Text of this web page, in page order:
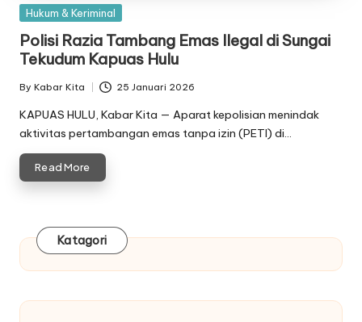
Posted
Hukum & Keriminal
Polisi Razia Tambang Emas Ilegal di Sungai
Tekudum Kapuas Hulu
Posted
by
By Kabar Kita 25 Januari 2026
KAPUAS HULU, Kabar Kita — Aparat kepolisian menindak
aktivitas pertambangan emas tanpa izin (PETI) di…
Read More
Katagori